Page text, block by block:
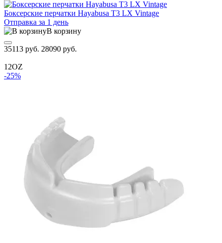
Боксерские перчатки Hayabusa T3 LX Vintage
Отправка за 1 день
В корзину
35113 руб. 28090 руб.
12OZ
-25%